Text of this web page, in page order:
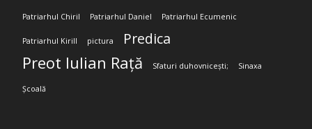
Patriarhul Chiril Patriarhul Daniel Patriarhul Ecumenic
Patriarhul Kirill pictura Predica
Preot Iulian Rață Sfaturi duhovnicești; Sinaxa
Școală